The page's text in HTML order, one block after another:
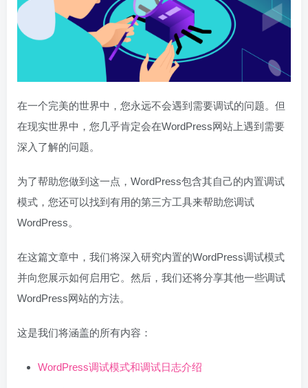
在一个完美的世界中，您永远不会遇到需要调试的问题。但
在现实世界中，您几乎肯定会在WordPress网站上遇到需要
深入了解的问题。
为了帮助您做到这一点，WordPress包含其自己的内置调试
模式，您还可以找到有用的第三方工具来帮助您调试
WordPress。
在这篇文章中，我们将深入研究内置的WordPress调试模式
并向您展示如何启用它。然后，我们还将分享其他一些调试
WordPress网站的方法。
这是我们将涵盖的所有内容：
WordPress调试模式和调试日志介绍